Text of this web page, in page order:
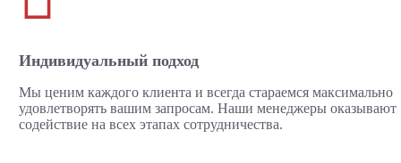
Индивидуальный подход
Мы ценим каждого клиента и всегда стараемся максимально
удовлетворять вашим запросам. Наши менеджеры оказывают
содействие на всех этапах сотрудничества.